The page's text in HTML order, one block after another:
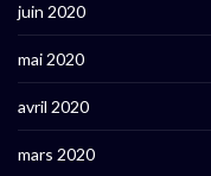
juin 2020
mai 2020
avril 2020
mars 2020